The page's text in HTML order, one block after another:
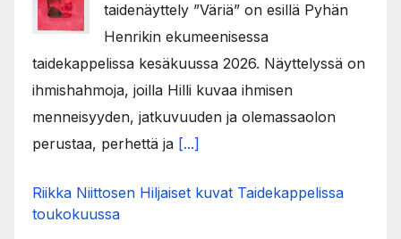
taidenäyttely ”Väriä” on esillä Pyhän
Henrikin ekumeenisessa
taidekappelissa kesäkuussa 2026. Näyttelyssä on
ihmishahmoja, joilla Hilli kuvaa ihmisen
menneisyyden, jatkuvuuden ja olemassaolon
perustaa, perhettä ja [...]
Riikka Niittosen Hiljaiset kuvat Taidekappelissa
toukokuussa